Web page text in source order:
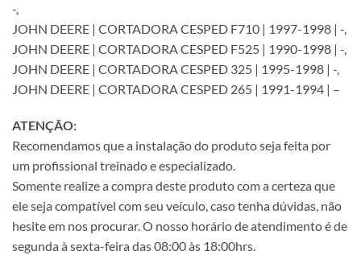
-,
JOHN DEERE | CORTADORA CESPED F710 | 1997-1998 | -,
JOHN DEERE | CORTADORA CESPED F525 | 1990-1998 | -,
JOHN DEERE | CORTADORA CESPED 325 | 1995-1998 | -,
JOHN DEERE | CORTADORA CESPED 265 | 1991-1994 | –
ATENÇÃO:
Recomendamos que a instalação do produto seja feita por
um profissional treinado e especializado.
Somente realize a compra deste produto com a certeza que
ele seja compatível com seu veículo, caso tenha dúvidas, não
hesite em nos procurar. O nosso horário de atendimento é de
segunda à sexta-feira das 08:00 às 18:00hrs.